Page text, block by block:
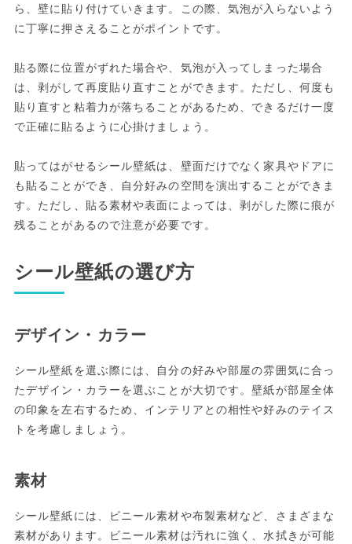
ら、壁に貼り付けていきます。この際、気泡が入らないよう
に丁寧に押さえることがポイントです。
貼る際に位置がずれた場合や、気泡が入ってしまった場合
は、剥がして再度貼り直すことができます。ただし、何度も
貼り直すと粘着力が落ちることがあるため、できるだけ一度
で正確に貼るように心掛けましょう。
貼ってはがせるシール壁紙は、壁面だけでなく家具やドアに
も貼ることができ、自分好みの空間を演出することができま
す。ただし、貼る素材や表面によっては、剥がした際に痕が
残ることがあるので注意が必要です。
シール壁紙の選び方
デザイン・カラー
シール壁紙を選ぶ際には、自分の好みや部屋の雰囲気に合っ
たデザイン・カラーを選ぶことが大切です。壁紙が部屋全体
の印象を左右するため、インテリアとの相性や好みのテイス
トを考慮しましょう。
素材
シール壁紙には、ビニール素材や布製素材など、さまざまな
素材があります。ビニール素材は汚れに強く、水拭きが可能